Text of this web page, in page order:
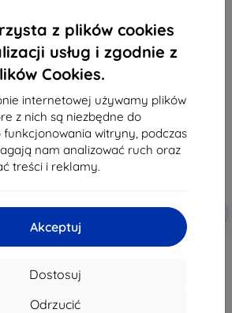
z plików cookies
usług i zgodnie z
Cookies.
internetowej używamy plików
z nich są niezbędne do
funkcjonowania witryny, podczas
nam analizować ruch oraz
treści i reklamy.
Akceptuj
Dostosuj
Odrzucić
fioletowy
-28%
Zniżka z
EXTRA10
TECH-PROTECT SmartCase